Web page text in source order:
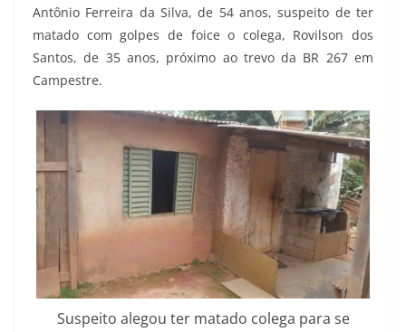
Antônio Ferreira da Silva, de 54 anos, suspeito de ter
matado com golpes de foice o colega, Rovilson dos
Santos, de 35 anos, próximo ao trevo da BR 267 em
Campestre.
Suspeito alegou ter matado colega para se